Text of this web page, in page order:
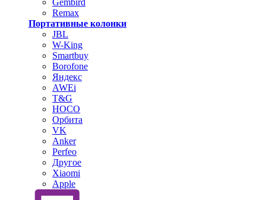
Gembird
Remax
Портативные колонки
JBL
W-King
Smartbuy
Borofone
Яндекс
AWEi
T&G
HOCO
Орбита
VK
Anker
Perfeo
Другое
Xiaomi
Apple